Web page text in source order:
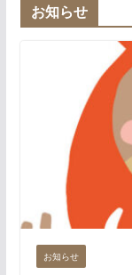
お知らせ
お知らせ